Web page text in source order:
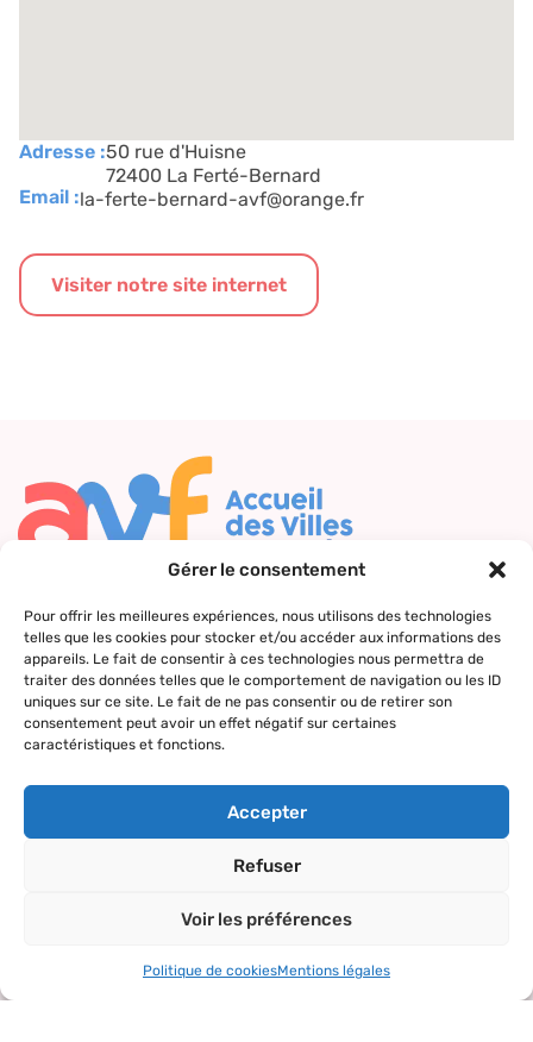
Gérer le consentement
Pour offrir les meilleures expériences, nous utilisons des technologies
telles que les cookies pour stocker et/ou accéder aux informations des
appareils. Le fait de consentir à ces technologies nous permettra de
traiter des données telles que le comportement de navigation ou les ID
uniques sur ce site. Le fait de ne pas consentir ou de retirer son
consentement peut avoir un effet négatif sur certaines
caractéristiques et fonctions.
Accepter
Refuser
Voir les préférences
Politique de cookiesMentions légales
Adresse :50 rue d'Huisne
72400 La Ferté-Bernard
Email :la-ferte-bernard-avf@orange.fr
Visiter notre site internet
Nous contacter
Qui sommes-
nous ?
Nos valeurs
La charte AVF
Nos actions
Accueil des
nouveaux
arrivants
Rencontres
Activités et
Le réseau
AVF
Répertoire
des AVF
réseau
Suivez-nous